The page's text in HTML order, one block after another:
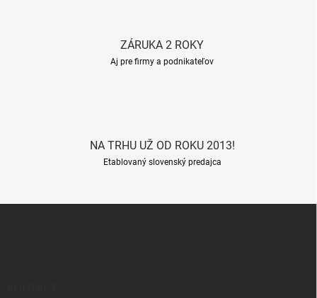
ZÁRUKA 2 ROKY
Aj pre firmy a podnikateľov
NA TRHU UŽ OD ROKU 2013!
Etablovaný slovenský predajca